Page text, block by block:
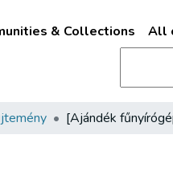
& Collections All
[Ajándék